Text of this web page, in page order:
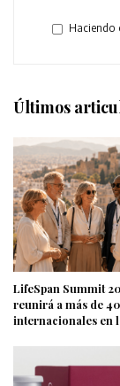
Haciendo
Últimos
LifeSpan Summit
reunirá a más de
internacionales en